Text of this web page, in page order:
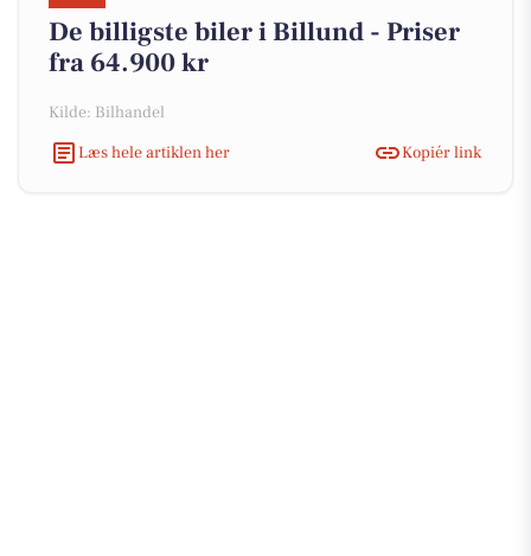
De billigste biler i Billund - Priser
fra 64.900 kr
Kilde: Bilhandel
Læs hele artiklen her
Kopiér link